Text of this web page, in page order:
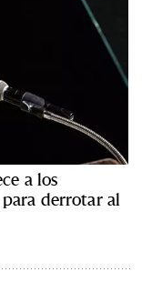
a los
derrotar al